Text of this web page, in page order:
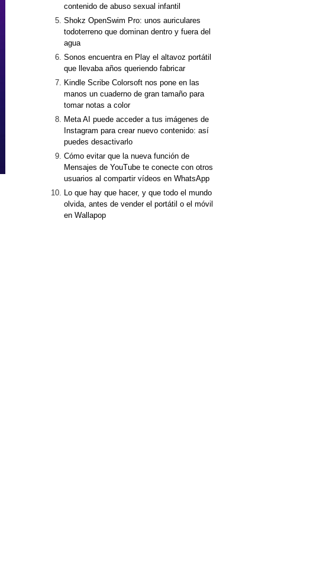
contenido de abuso sexual infantil
Shokz OpenSwim Pro: unos auriculares
todoterreno que dominan dentro y fuera del
agua
Sonos encuentra en Play el altavoz portátil
que llevaba años queriendo fabricar
Kindle Scribe Colorsoft nos pone en las
manos un cuaderno de gran tamaño para
tomar notas a color
Meta AI puede acceder a tus imágenes de
Instagram para crear nuevo contenido: así
puedes desactivarlo
Cómo evitar que la nueva función de
Mensajes de YouTube te conecte con otros
usuarios al compartir vídeos en WhatsApp
Lo que hay que hacer, y que todo el mundo
olvida, antes de vender el portátil o el móvil
en Wallapop